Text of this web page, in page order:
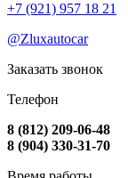
+7 (921) 957 18 21
@Zluxautocar
Заказать звонок
Телефон
8 (812) 209-06-48
8 (904) 330-31-70